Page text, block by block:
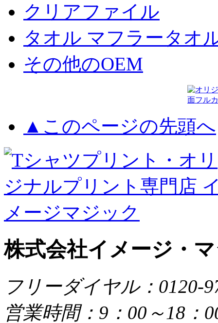
クリアファイル
タオル マフラータオ
その他のOEM
▲このページの先頭へ
株式会社イメージ・
フリーダイヤル：0120-
営業時間：9：00～18：